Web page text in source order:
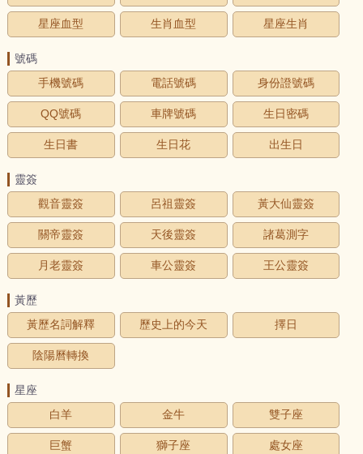
星座血型 生肖血型 星座生肖
號碼
手機號碼
電話號碼 身份證號碼
QQ號碼 車牌號碼 生日密碼
生日書 生日花 出生日
靈簽
觀音靈簽
呂祖靈簽 黃大仙靈簽
關帝靈簽 天後靈簽 諸葛測字
月老靈簽 車公靈簽 王公靈簽
黃歷
黃歷名詞解釋
歷史上的今天 擇日
陰陽曆轉換
星座
白羊
金牛 雙子座
巨蟹 獅子座 處女座